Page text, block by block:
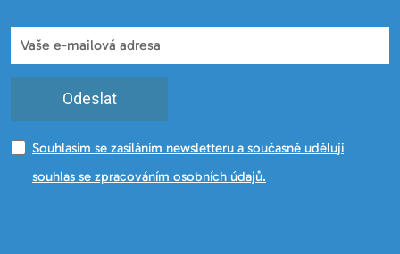
Odeslat
Souhlasím se zasíláním newsletteru a současně uděluji
souhlas se zpracováním osobních údajů.